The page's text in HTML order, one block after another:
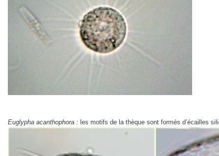
Euglypha acanthophora : les motifs de la thèque sont formés d’écailles